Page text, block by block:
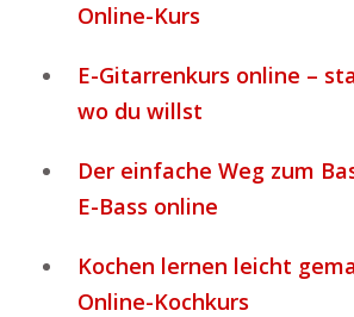
Online-Kurs
E-Gitarrenkurs online –
wo du willst
Der einfache Weg zum
E-Bass online
Kochen lernen leicht
Online-Kochkurs